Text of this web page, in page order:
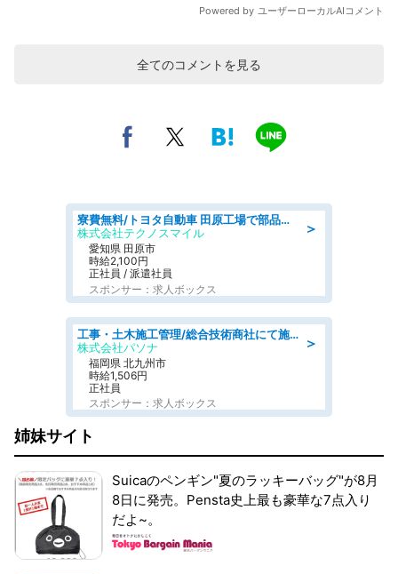
全てのコメントを見る
＞
寮費無料/トヨタ自動車 田原工場で部品の組立製造/tutumi
株式会社テクノスマイル
愛知県 田原市
時給2,100円
正社員 / 派遣社員
スポンサー：求人ボックス
＞
工事・土木施工管理/総合技術商社にて施工管理のお仕事/即日勤務可/車通勤可/工事・土木施工管理/生産・品質管理
株式会社パソナ
福岡県 北九州市
時給1,506円
正社員
スポンサー：求人ボックス
姉妹サイト
Suicaのペンギン"夏のラッキーバッグ"が8月
8日に発売。Pensta史上最も豪華な7点入り
だよ~。